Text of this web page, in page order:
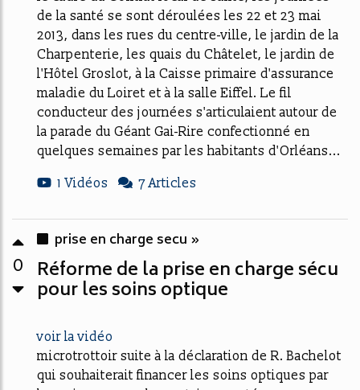
de la santé se sont déroulées les 22 et 23 mai
2013, dans les rues du centre-ville, le jardin de la
Charpenterie, les quais du Châtelet, le jardin de
l'Hôtel Groslot, à la Caisse primaire d'assurance
maladie du Loiret et à la salle Eiffel. Le fil
conducteur des journées s'articulaient autour de
la parade du Géant Gai-Rire confectionné en
quelques semaines par les habitants d'Orléans...
1 Vidéos
7 Articles
0
prise en charge secu »
Réforme de la prise en charge sécu
pour les soins optique
voir la vidéo
microtrottoir suite à la déclaration de R. Bachelot
qui souhaiterait financer les soins optiques par